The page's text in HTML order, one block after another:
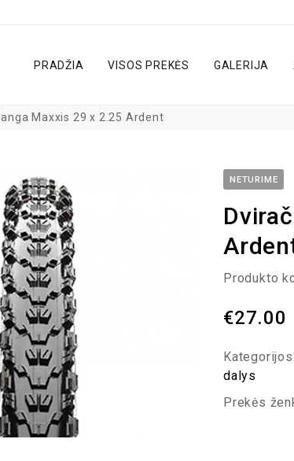
PRADŽIA VISOS PREKĖS GALERIJA
Maxxis 29 x 2.25 Ardent
NETURIME
Produkto
€27.00
Kategorijos:
dalys
Prekės